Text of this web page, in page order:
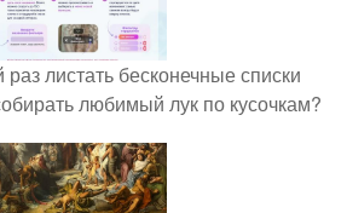
листать бесконечные списки
любимый лук по кусочкам?